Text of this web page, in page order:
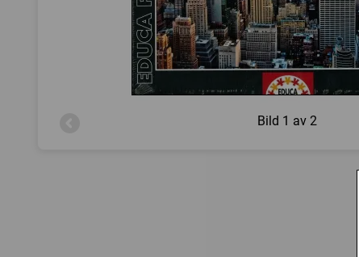
Bild 1 av 2